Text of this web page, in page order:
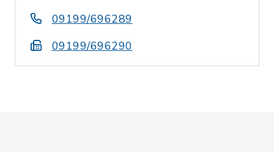
09199/696289
09199/696290